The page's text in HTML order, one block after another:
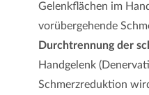
Gelenkflächen im
vorübergehende
Durchtrennung der
Handgelenk
Schmerzreduktion